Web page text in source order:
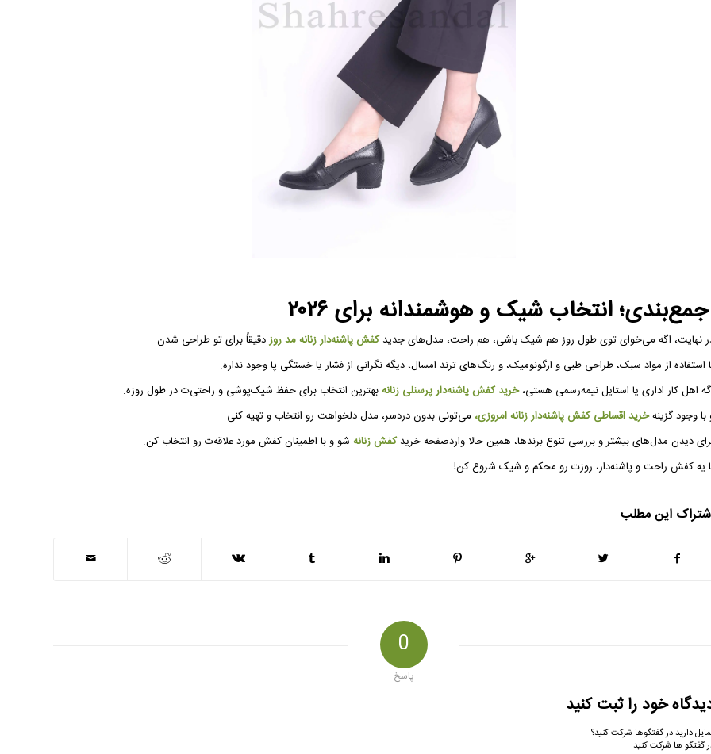
جمع‌بندی؛ انتخاب شیک و هوشمندانه برای ۲۰۲۶
نهایت، اگه می‌خوای توی طول روز هم شیک باشی، هم راحت، مدل‌های جدیدکفش پاشنه‌دار زنانه مد روزدقیقاً برای تو طراحی شدن.
استفاده از مواد سبک، طراحی طبی و ارگونومیک، و رنگ‌های ترند امسال، دیگه نگرانی از فشار یا خستگی پا وجود نداره.
اهل کار اداری یا استایل نیمه‌رسمی هستی،خرید کفش پاشنه‌دار پرسنلی زنانهبهترین انتخاب برای حفظ شیک‌پوشی و راحتی‌ت در طول روزه.
با وجود گزینهخرید اقساطی کفش پاشنه‌دار زنانه امروزی، می‌تونی بدون دردسر، مدل دلخواهت رو انتخاب و تهیه کنی.
دیدن مدل‌های بیشتر و بررسی تنوع برندها، همین حالا واردصفحه خریدکفش زنانه شو و با اطمینان کفش مورد علاقه‌ت رو انتخاب کن.
یه کفش راحت و پاشنه‌دار، روزت رو محکم و شیک شروع کن!
این مطلب
0
پاسخ
خود را ثبت کنید
دارید در گفتگوها شرکت کنید؟
گفتگو ها شرکت کنید.